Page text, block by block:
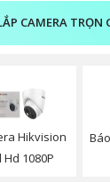
CAMERA TRỌN
Hikvision
Hd 1080P